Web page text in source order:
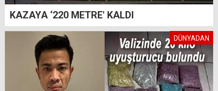
KAZAYA ‘220 METRE' KALDI
DÜNYADAN